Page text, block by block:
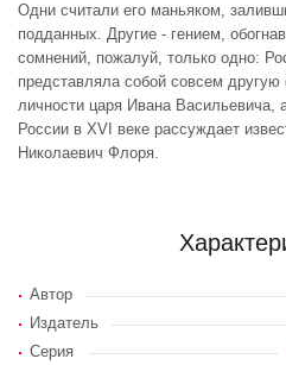
Одни считали его маньяком,
подданных. Другие - гением,
сомнений, пожалуй, только одно:
представляла собой совсем
личности царя Ивана Васильевича,
России в XVI веке рассуждает
Николаевич Флоря.
Автор
Издатель
Серия